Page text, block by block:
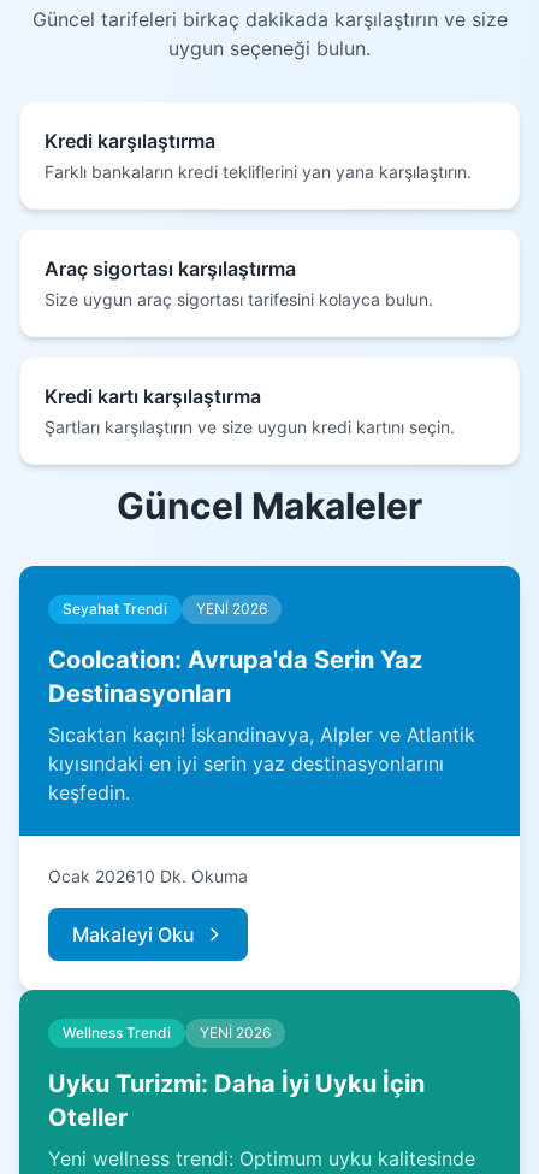
Güncel tarifeleri birkaç dakikada karşılaştırın ve size
uygun seçeneği bulun.
Kredi karşılaştırma
Farklı bankaların kredi tekliflerini yan yana karşılaştırın.
Araç sigortası karşılaştırma
Size uygun araç sigortası tarifesini kolayca bulun.
Kredi kartı karşılaştırma
Şartları karşılaştırın ve size uygun kredi kartını seçin.
Güncel Makaleler
Seyahat Trendi YENİ 2026
Coolcation: Avrupa'da Serin Yaz
Destinasyonları
Sıcaktan kaçın! İskandinavya, Alpler ve Atlantik
kıyısındaki en iyi serin yaz destinasyonlarını
keşfedin.
Ocak 202610 Dk. Okuma
Makaleyi Oku
Wellness Trendi YENİ 2026
Uyku Turizmi: Daha İyi Uyku İçin
Oteller
Yeni wellness trendi: Optimum uyku kalitesinde